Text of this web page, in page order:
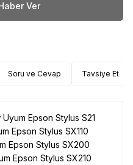
Ver
Soru ve Cevap Tavsiye Et
Epson Stylus S21
Epson Stylus SX110
Epson Stylus SX200
Epson Stylus SX210